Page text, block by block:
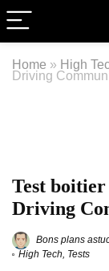
Home » High
Driving
Test
Driving
Bons plans
High Tech Tests